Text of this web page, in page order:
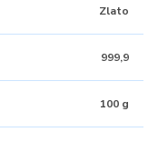
Zlato
999,9
100 g